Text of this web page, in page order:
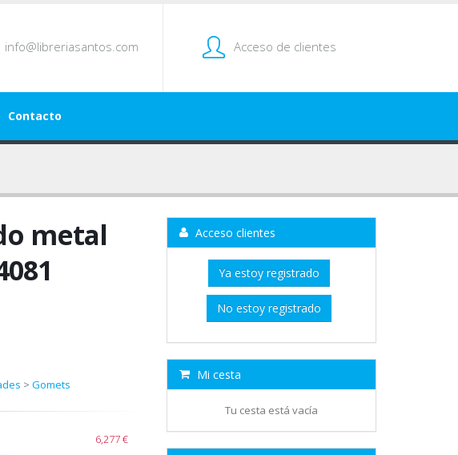
info@libreriasantos.com Acceso de clientes
Contacto
metal
> Gomets
6,277 €
Acceso clientes
Ya estoy registrado
No estoy registrado
Mi cesta
Tu cesta está vacía